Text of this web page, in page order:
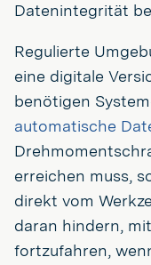
Datenintegrität
Regulierte
eine digitale
benötigen
automatische
erreichen muss,
direkt vom
daran hindern,
fortzufahren,